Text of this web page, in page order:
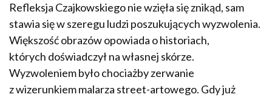
Refleksja Czajkowskiego nie wzięła się znikąd, sam
stawia się w szeregu ludzi poszukujących wyzwolenia.
Większość obrazów opowiada o historiach,
których doświadczył na własnej skórze.
Wyzwoleniem było chociażby zerwanie
z wizerunkiem malarza street-artowego. Gdy już